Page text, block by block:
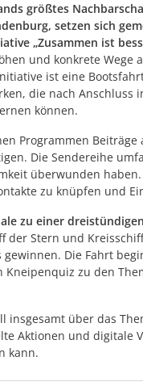
größtes
setzen sich
„Zusammen ist
und konkrete Wege
ist eine
die nach Anschluss
können.
Programmen
Die Sendereihe
überwunden
zu knüpfen und
zu einer
der Stern und
Die Fahrt
zu den
insgesamt über das
Aktionen und digitale
kann.